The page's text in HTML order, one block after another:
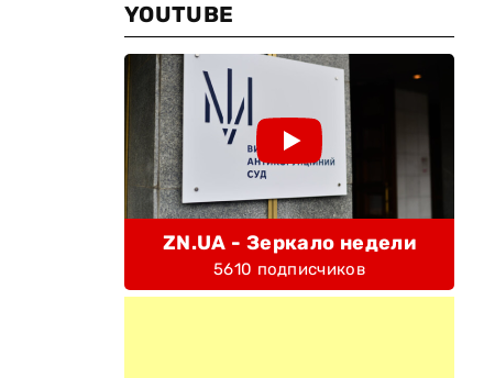
YOUTUBE
ZN.UA - Зеркало недели
5610 подписчиков